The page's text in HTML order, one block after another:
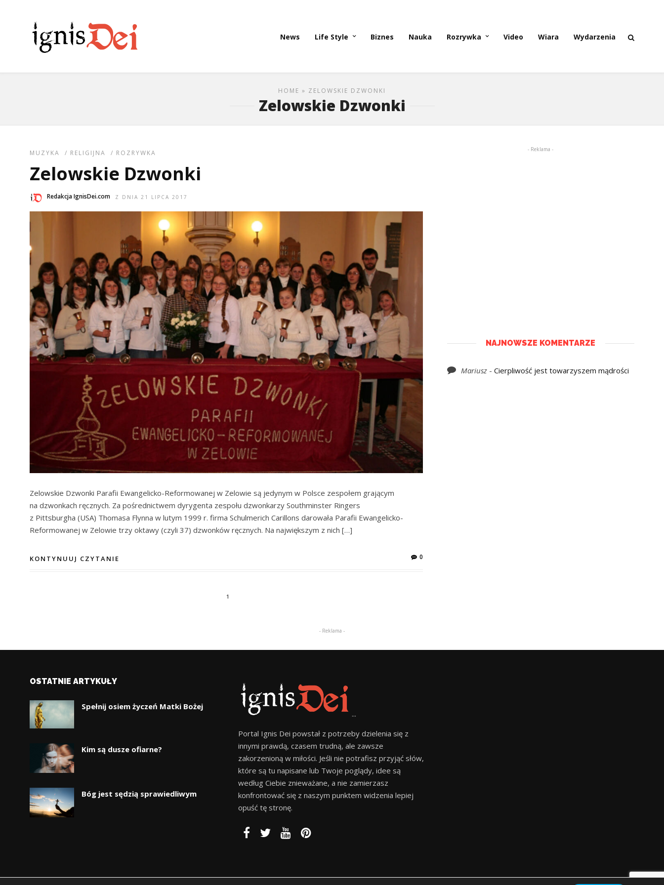
News Life Style Biznes Nauka Rozrywka Video Wiara Wydarzenia
HOME » ZELOWSKIE DZWONKI
Zelowskie Dzwonki
MUZYKA / RELIGIJNA / ROZRYWKA
Zelowskie Dzwonki
Redakcja IgnisDei.com Z DNIA 21 LIPCA 2017
Zelowskie Dzwonki Parafii Ewangelicko-Reformowanej w Zelowie są jedynym w Polsce zespołem grającym
na dzwonkach ręcznych. Za pośrednictwem dyrygenta zespołu dzwonkarzy Southminster Ringers
z Pittsburgha (USA) Thomasa Flynna w lutym 1999 r. firma Schulmerich Carillons darowała Parafii Ewangelicko-
Reformowanej w Zelowie trzy oktawy (czyli 37) dzwonków ręcznych. Na największym z nich […]
KONTYNUUJ CZYTANIE 0
1
- Reklama -
NAJNOWSZE KOMENTARZE
Mariusz- Cierpliwość jest towarzyszem mądrości
- Reklama -
OSTATNIE ARTYKUŁY
Spełnij osiem życzeń Matki Bożej
Kim są dusze ofiarne?
Bóg jest sędzią sprawiedliwym
...
Portal Ignis Dei powstał z potrzeby dzielenia się z
innymi prawdą, czasem trudną, ale zawsze
zakorzenioną w miłości. Jeśli nie potrafisz przyjąć słów,
które są tu napisane lub Twoje poglądy, idee są
według Ciebie znieważane, a nie zamierzasz
konfrontować się z naszym punktem widzenia lepiej
opuść tę stronę.